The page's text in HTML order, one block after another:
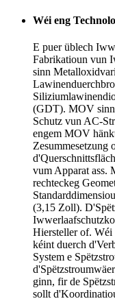
Wéi eng
E puer üblech
Fabrikatioun vun
sinn
(GDT). MOV sinn
Schutz vun AC-
engem MOV
Zesummesetzung
vum Apparat ass.
rechteckeg
(3,15 Zoll).
Hiersteller of. Wéi
kéint duerch
System e
ginn, fir de
sollt